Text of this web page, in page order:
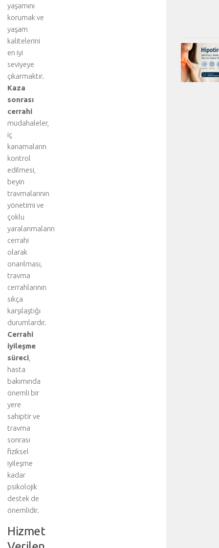
yaşamını
korumak ve
yaşam
kalitelerini
en iyi
seviyeye
çıkarmaktır.
Kaza
sonrası
cerrahi
müdahaleler,
iç
kanamaların
kontrol
edilmesi,
beyin
travmalarının
yönetimi ve
çoklu
yaralanmaların
cerrahi
olarak
onarılması,
travma
cerrahlarının
sıkça
karşılaştığı
durumlardır.
Cerrahi
iyileşme
süreci
hasta
bakımında
önemli bir
yere
sahiptir ve
travma
sonrası
fiziksel
iyileşme
kadar
psikolojik
destek de
önemlidir.
Hizmet